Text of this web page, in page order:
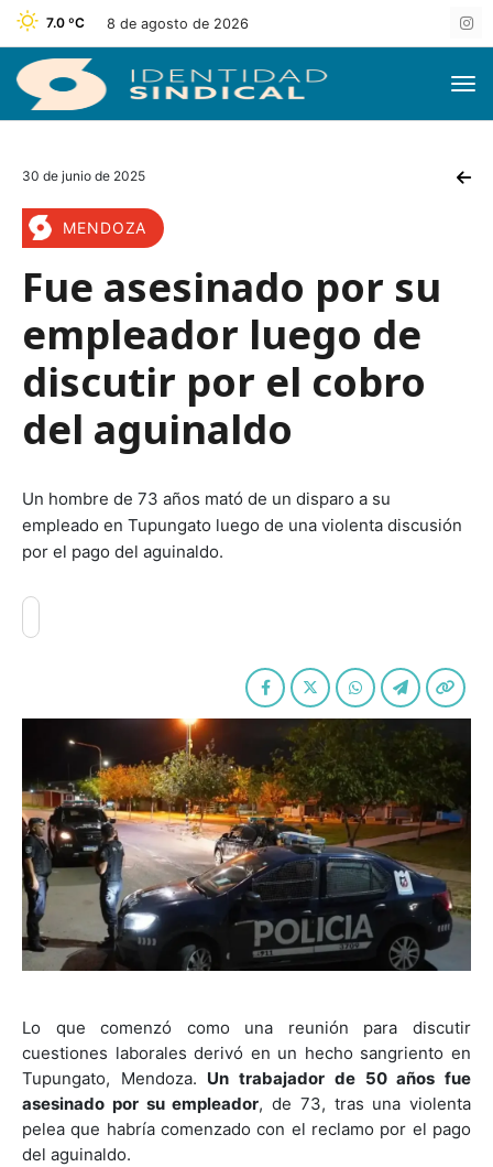
7.0 ºC 8 de agosto de 2026
30 de junio de 2025
MENDOZA
Fue asesinado por su
empleador luego de
discutir por el cobro
del aguinaldo
Un hombre de 73 años mató de un disparo a su
empleado en Tupungato luego de una violenta discusión
por el pago del aguinaldo.
Lo que comenzó como una reunión para discutir
cuestiones laborales derivó en un hecho sangriento en
Tupungato, Mendoza. Un trabajador de 50 años fue
asesinado por su empleador, de 73, tras una violenta
pelea que habría comenzado con el reclamo por el pago
del aguinaldo.